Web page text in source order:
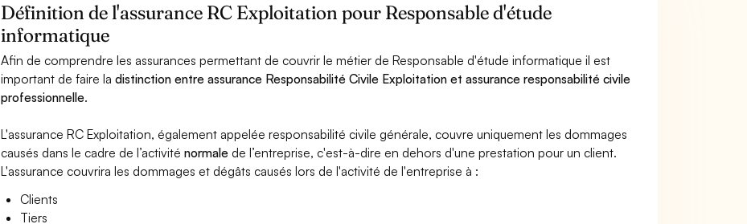
Définition de l'assurance RC Exploitation pour Responsable d'étude
informatique
Afin de comprendre les assurances permettant de couvrir le métier de Responsable d'étude informatique il est
important de faire ladistinction entre assurance Responsabilité Civile Exploitation et assurance responsabilité civile
professionnelle.
L'assurance RC Exploitation, également appelée responsabilité civile générale, couvre uniquement les dommages
causés dans le cadre de l’activiténormale de l’entreprise, c'est-à-dire en dehors d'une prestation pour un client.
L'assurance couvrira les dommages et dégâts causés lors de l'activité de l'entreprise à :
Clients
Tiers